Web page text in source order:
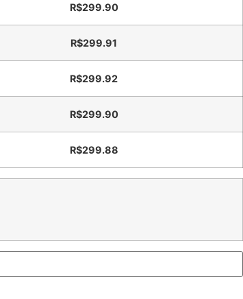
R$299.90
R$299.91
R$299.92
R$299.90
R$299.88